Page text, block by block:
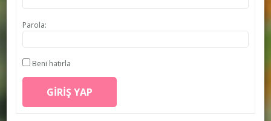
Parola:
Beni hatırla
GIRIŞ YAP